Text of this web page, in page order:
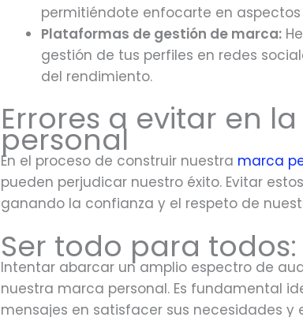
permitiéndote enfocarte en
Plataformas de gestión de marca:
gestión de tus perfiles en redes
del rendimiento.
Errores a evitar en
personal
En el proceso de construir nuestra marca
pueden perjudicar nuestro éxito. Evitar
ganando la confianza y el respeto de
Ser todo para
Intentar abarcar un amplio espectro de
nuestra marca personal. Es fundamental
mensajes en satisfacer sus necesidades